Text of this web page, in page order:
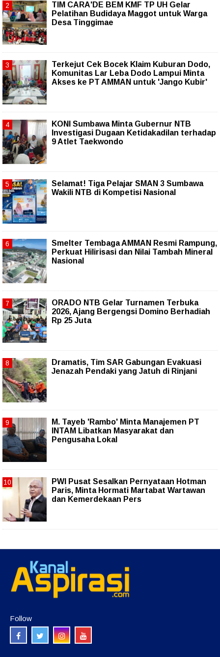
TIM CARA'DE BEM KMF TP UH Gelar
Pelatihan Budidaya Maggot untuk Warga
Desa Tinggimae
Terkejut Cek Bocek Klaim Kuburan Dodo,
Komunitas Lar Leba Dodo Lampui Minta
Akses ke PT AMMAN untuk 'Jango Kubir'
KONI Sumbawa Minta Gubernur NTB
Investigasi Dugaan Ketidakadilan terhadap
9 Atlet Taekwondo
Selamat! Tiga Pelajar SMAN 3 Sumbawa
Wakili NTB di Kompetisi Nasional
Smelter Tembaga AMMAN Resmi Rampung,
Perkuat Hilirisasi dan Nilai Tambah Mineral
Nasional
ORADO NTB Gelar Turnamen Terbuka
2026, Ajang Bergengsi Domino Berhadiah
Rp 25 Juta
Dramatis, Tim SAR Gabungan Evakuasi
Jenazah Pendaki yang Jatuh di Rinjani
M. Tayeb 'Rambo' Minta Manajemen PT
INTAM Libatkan Masyarakat dan
Pengusaha Lokal
PWI Pusat Sesalkan Pernyataan Hotman
Paris, Minta Hormati Martabat Wartawan
dan Kemerdekaan Pers
Follow